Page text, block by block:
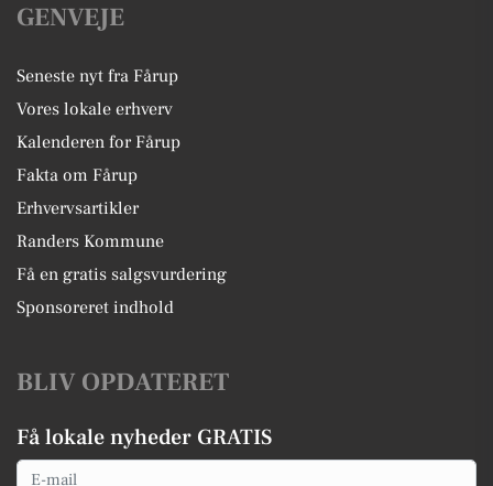
GENVEJE
Seneste nyt fra Fårup
Vores lokale erhverv
Kalenderen for Fårup
Fakta om Fårup
Erhvervsartikler
Randers Kommune
Få en gratis salgsvurdering
Sponsoreret indhold
BLIV OPDATERET
Få lokale nyheder GRATIS
Email